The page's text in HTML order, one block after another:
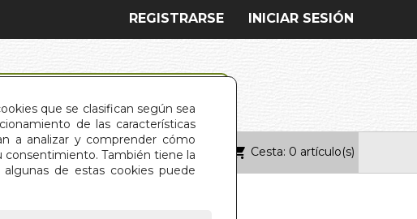
que se clasifican según sea
de las características
a analizar y comprender cómo
consentimiento. También tiene la
de estas cookies puede
INICIAR SESIÓN
REGISTRARSE
CONTACTO Cesta: 0 artículo(s)